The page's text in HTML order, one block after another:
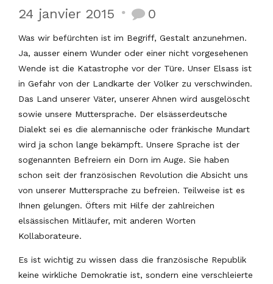
24 janvier 2015 0
Was wir befürchten ist im Begriff, Gestalt anzunehmen.
Ja, ausser einem Wunder oder einer nicht vorgesehenen
Wende ist die Katastrophe vor der Türe. Unser Elsass ist
in Gefahr von der Landkarte der Völker zu verschwinden.
Das Land unserer Väter, unserer Ahnen wird ausgelöscht
sowie unsere Muttersprache. Der elsässerdeutsche
Dialekt sei es die alemannische oder fränkische Mundart
wird ja schon lange bekämpft. Unsere Sprache ist der
sogenannten Befreiern ein Dorn im Auge. Sie haben
schon seit der französischen Revolution die Absicht uns
von unserer Muttersprache zu befreien. Teilweise ist es
Ihnen gelungen. Öfters mit Hilfe der zahlreichen
elsässischen Mitläufer, mit anderen Worten
Kollaborateure.
Es ist wichtig zu wissen dass die französische Republik
keine wirkliche Demokratie ist, sondern eine verschleierte